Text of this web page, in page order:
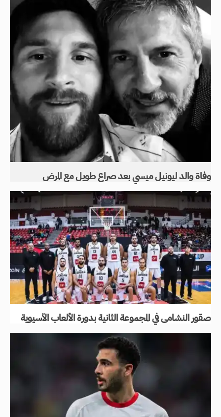
وفاة والد ليونيل ميسي بعد صراع طويل مع المرض
صقور النشامى في المجموعة الثانية بدورة الألعاب الآسيوية